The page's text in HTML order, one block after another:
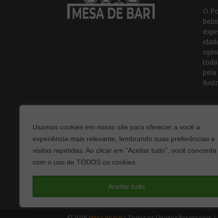
Usamos cookies em nosso site para oferecer a você a
experiência mais relevante, lembrando suas preferências e
visitas repetidas. Ao clicar em “Aceitar tudo”, você concorda
com o uso de TODOS os cookies.
Aceitar tudo
O